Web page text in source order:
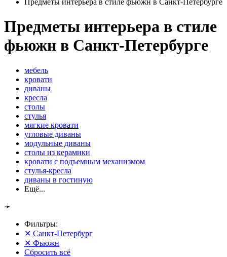
Предметы интерьера в стиле фьюжн в Санкт-Петербурге
Предметы интерьера в стиле
фьюжн в Санкт-Петербурге
мебель
кровати
диваны
кресла
столы
стулья
мягкие кровати
угловые диваны
модульные диваны
столы из керамики
кровати с подъемным механизмом
стулья-кресла
диваны в гостиную
Ещё...
➛
Фильтры:
✕ Санкт-Петербург
✕ Фьюжн
Сбросить всё